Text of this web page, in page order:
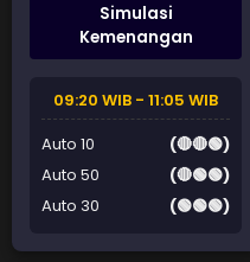
Simulasi
Kemenangan
09:20 WIB - 11:05 WIB
Auto 10
(🔴🔴🟢)
Auto 50
(🔴🟢🟢)
Auto 30
(🟢🟢🟢)